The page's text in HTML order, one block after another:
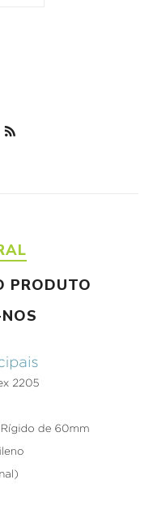
PRODUTO